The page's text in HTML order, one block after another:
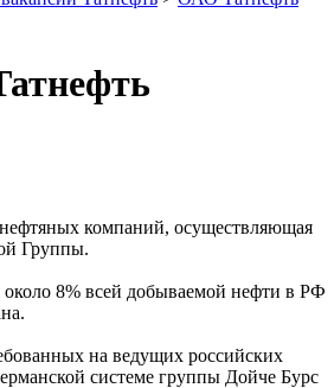
компаний, осуществляющая
Группы.
8% всей добываемой нефти в РФ
на ведущих российских
системе группы Дойче Бурс